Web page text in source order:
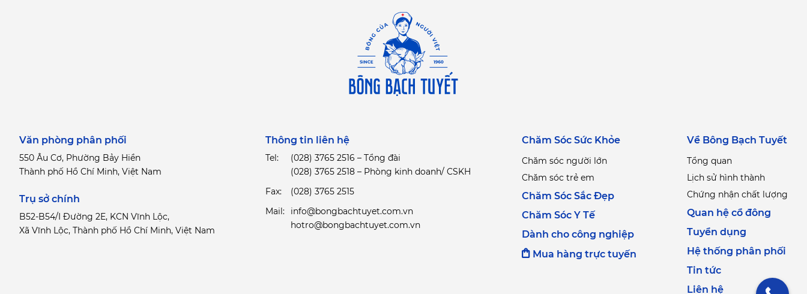
Văn phòng phân phối
550 Âu Cơ, Phường Bảy Hiền
Thành phố Hồ Chí Minh, Việt Nam
Trụ sở chính
B52-B54/I Đường 2E, KCN Vĩnh Lộc,
Xã Vĩnh Lộc, Thành phố Hồ Chí Minh, Việt Nam
Thông tin liên hệ
Tel:
(028) 3765 2516 – Tổng đài
(028) 3765 2518 – Phòng kinh doanh/ CSKH
Fax:
(028) 3765 2515
Mail:
info@bongbachtuyet.com.vn
hotro@bongbachtuyet.com.vn
Chăm Sóc Sức Khỏe
Chăm sóc người lớn
Chăm sóc trẻ em
Chăm Sóc Sắc Đẹp
Chăm Sóc Y Tế
Dành cho công nghiệp
Mua hàng trực tuyến
Về Bông Bạch Tuyết
Tổng quan
Lịch sử hình thành
Chứng nhận chất lượng
Quan hệ cổ đông
Tuyển dụng
Hệ thống phân phối
Tin tức
Liên hệ